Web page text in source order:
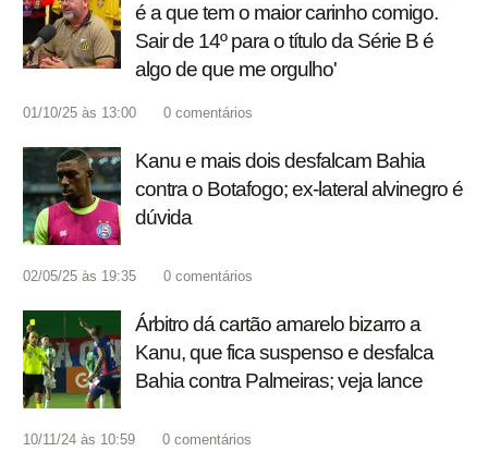
é a que tem o maior carinho comigo.
Sair de 14º para o título da Série B é
algo de que me orgulho'
01/10/25 às 13:00 0 comentários
Kanu e mais dois desfalcam Bahia
contra o Botafogo; ex-lateral alvinegro é
dúvida
02/05/25 às 19:35 0 comentários
Árbitro dá cartão amarelo bizarro a
Kanu, que fica suspenso e desfalca
Bahia contra Palmeiras; veja lance
10/11/24 às 10:59 0 comentários